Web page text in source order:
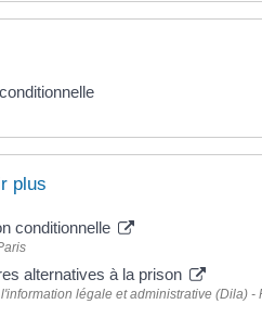
plus
conditionnelle
alternatives à la prison
légale et administrative (Dila) -